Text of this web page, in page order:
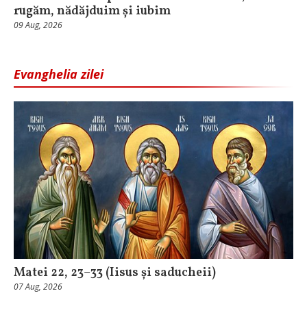
rugăm, nădăjduim și iubim
09 Aug, 2026
Evanghelia zilei
Matei 22, 23–33 (Iisus și saducheii)
07 Aug, 2026